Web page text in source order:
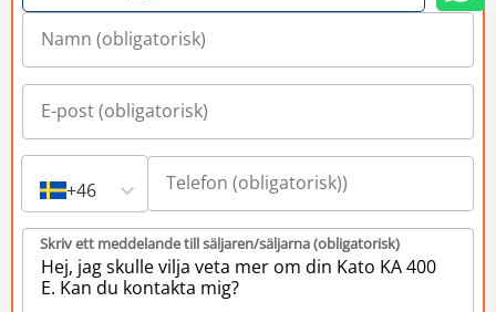
+46
Skriv ett meddelande till säljaren/säljarna (obligatorisk)